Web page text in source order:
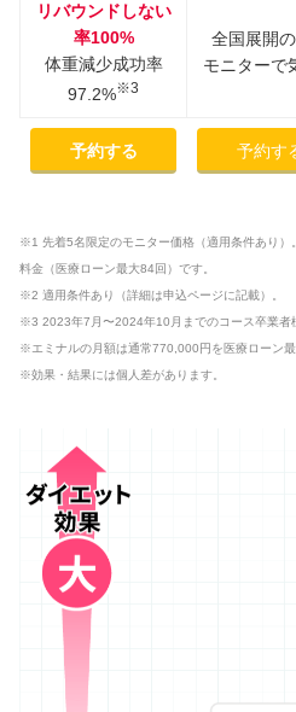
リバウンドしない
率100%
体重減少成功率
97.2%※3
全国展開
モニターで
予約する 予約す
※1 先着5名限定のモニター価格（適用条件あり）
料金（医療ローン最大84回）です。
※2 適用条件あり（詳細は申込ページに記載）。
※3 2023年7月〜2024年10月までのコース卒業者
※エミナルの月額は通常770,000円を医療ローン最
※効果・結果には個人差があります。